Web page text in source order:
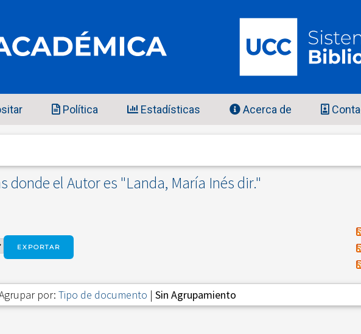
Política Estadísticas Acerca de
donde el Autor es "Landa, María Inés dir."
por: Tipo de documento | Sin Agrupamiento